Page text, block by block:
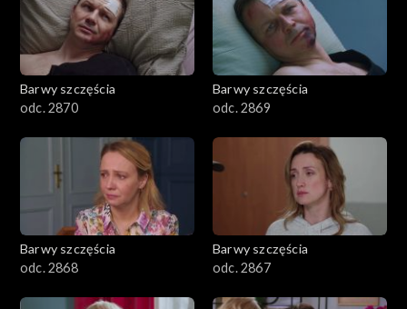
Barwy szczęścia
odc. 2870
Barwy szczęścia
odc. 2869
Barwy szczęścia
odc. 2868
Barwy szczęścia
odc. 2867